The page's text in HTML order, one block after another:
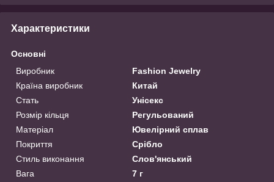
Характеристики
Основні
Виробник
Fashion Jewelry
Країна виробник
Китай
Стать
Унісекс
Розмір кільця
Регульований
Матеріал
Ювелірний сплав
Покриття
Срібло
Стиль виконання
Слов'янський
Вага
7 г